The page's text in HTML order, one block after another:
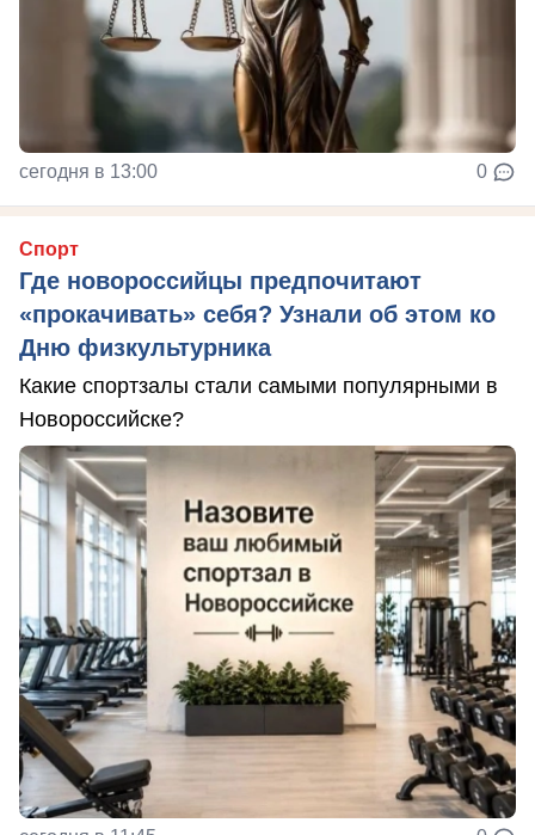
сегодня в 13:00 0
Спорт
Где новороссийцы предпочитают
«прокачивать» себя? Узнали об этом ко
Дню физкультурника
Какие спортзалы стали самыми популярными в
Новороссийске?